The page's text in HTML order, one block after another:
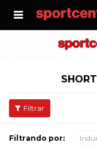

Filtrando por: